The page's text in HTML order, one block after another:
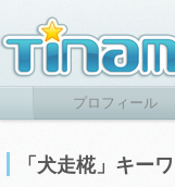
プロフィール
「犬走椛」キー